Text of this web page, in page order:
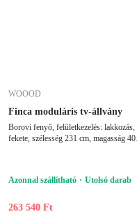
WOOOD
Finca moduláris tv-állvány
Borovi fenyő, felületkezelés: lakkozás,
fekete, szélesség 231 cm, magasság 40
Azonnal szállítható Utolsó darab
263 540 Ft